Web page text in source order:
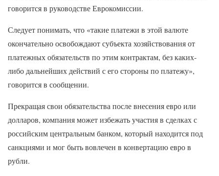
говорится в руководстве Еврокомиссии.
Следует понимать, что «такие платежи в этой валюте
окончательно освобождают субъекта хозяйствования от
платежных обязательств по этим контрактам, без каких-
либо дальнейших действий с его стороны по платежу»,
говорится в сообщении.
Прекращая свои обязательства после внесения евро или
долларов, компания может избежать участия в сделках с
российским центральным банком, который находится под
санкциями и мог быть вовлечен в конвертацию евро в
рубли.